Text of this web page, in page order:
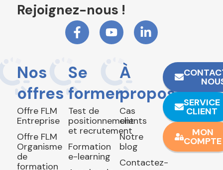
Rejoignez-nous !
Nos
offres
Offre FLM
Entreprise
Offre FLM
Organisme
de
formation
Se
former
Test de
positionnement
et recrutement
Formation
e-learning
À
propos
Cas
clients
Notre
blog
Contactez-
SERVICE
CLIENT
MON
COMPTE